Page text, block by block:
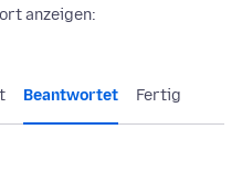
anzeigen:
Beantwortet Fertig